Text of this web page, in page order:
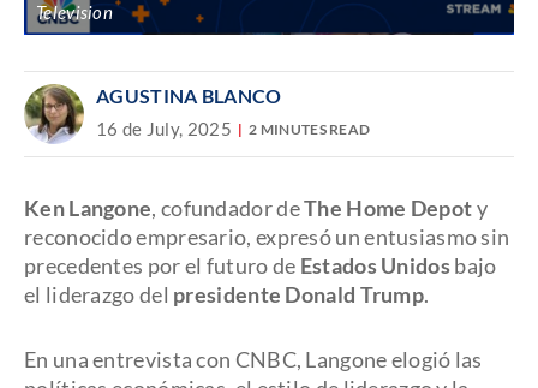
Television
AGUSTINA BLANCO
16 de July, 2025 2 MINUTES READ
Ken Langone, cofundador deThe Home Depoty
reconocido empresario, expresó un entusiasmo sin
precedentes por el futuro de Estados Unidosbajo
el liderazgo del presidente Donald Trump.
En una entrevista con CNBC, Langone elogió las